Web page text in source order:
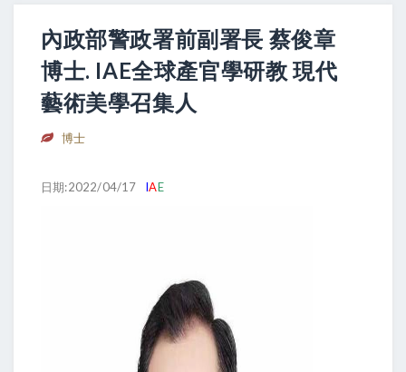
內政部警政署前副署長 蔡俊章
博士. IAE全球產官學研教 現代
藝術美學召集人
博士
日期:2022/04/17 IAE